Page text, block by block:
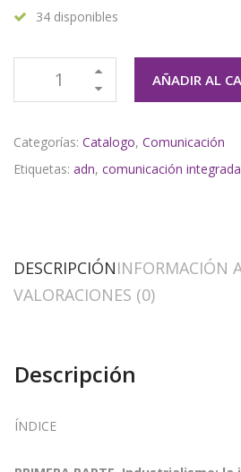
34 disponibles
AÑADIR AL
Categorías: Catalogo, Comunicación
Etiquetas: adn, comunicación integrada
DESCRIPCIÓNINFORMACIÓN
VALORACIONES (0)
Descripción
ÍNDICE